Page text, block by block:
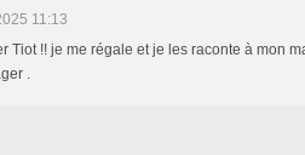
11:13
Tiot !! je me régale et je les raconte à mon
.